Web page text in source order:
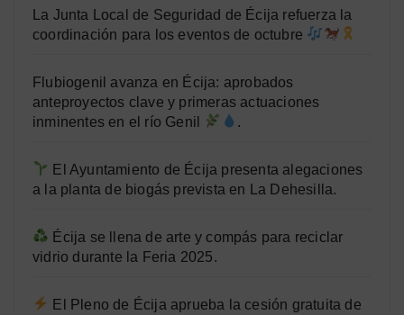
La Junta Local de Seguridad de Écija refuerza la
coordinación para los eventos de octubre
Flubiogenil avanza en Écija: aprobados
anteproyectos clave y primeras actuaciones
inminentes en el río Genil
.
El Ayuntamiento de Écija presenta alegaciones
a la planta de biogás prevista en La Dehesilla.
Écija se llena de arte y compás para reciclar
vidrio durante la Feria 2025.
El Pleno de Écija aprueba la cesión gratuita de